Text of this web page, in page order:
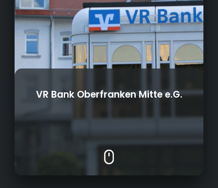
VR Bank Oberfranken Mitte e.G.